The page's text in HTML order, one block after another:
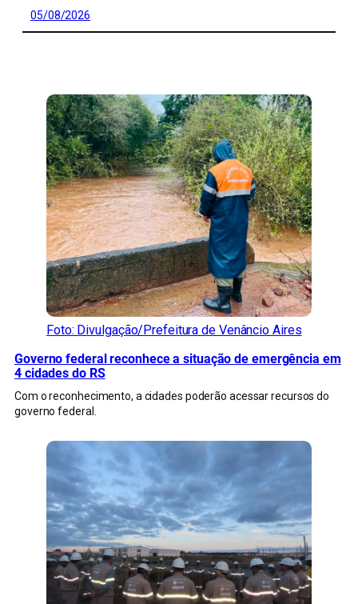
05/08/2026
Foto: Divulgação/Prefeitura de Venâncio Aires
Governo federal reconhece a situação de emergência em
4 cidades do RS
Com o reconhecimento, a cidades poderão acessar recursos do
governo federal.